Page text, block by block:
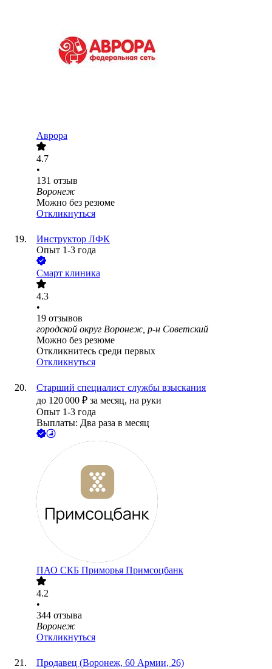
Аврора
4.7
•
131 отзыв
Воронеж
Можно без резюме
Откликнуться
Инструктор ЛФК
Опыт 1-3 года
Смарт клиника
4.3
•
19 отзывов
городской округ Воронеж, р-н Советский
Можно без резюме
Откликнитесь среди первых
Откликнуться
Старший специалист службы взыскания
до 120 000 ₽ за месяц, на руки
Опыт 1-3 года
Выплаты: Два раза в месяц
ПАО СКБ Приморья Примсоцбанк
4.2
•
344 отзыва
Воронеж
Откликнуться
Продавец (Воронеж, 60 Армии, 26)